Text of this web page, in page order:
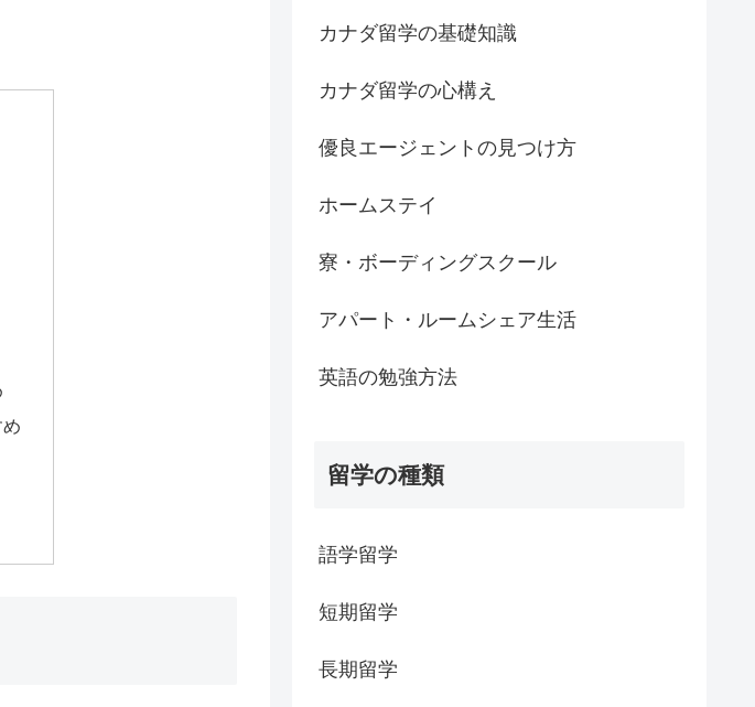
カナダ留学の基礎知識
カナダ留学の心構え
優良エージェントの見つけ方
ホームステイ
寮・ボーディングスクール
アパート・ルームシェア生活
英語の勉強方法
留学の種類
語学留学
短期留学
長期留学